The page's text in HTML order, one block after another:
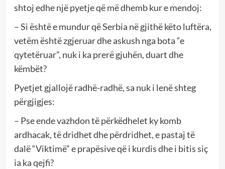
shtoj edhe një pyetje që më dhemb kur e mendoj:
– Si është e mundur që Serbia në gjithë këto luftëra,
vetëm është zgjeruar dhe askush nga bota “e
qytetëruar”, nuk i ka prerë gjuhën, duart dhe
këmbët?
Pyetjet gjallojë radhë-radhë, sa nuk i lenë shteg
përgjigjes:
– Pse ende vazhdon të përkëdhelet ky komb
ardhacak, të dridhet dhe përdridhet, e pastaj të
dalë “Viktimë” e prapësive që i kurdis dhe i bitis siç
ia ka qejfi?